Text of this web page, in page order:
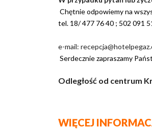
Chętnie odpowiemy na
tel. 18/ 477 76 40 ; 502 091
e-mail:
Serdecznie zapraszamy
Odległość od centrum
WIĘCEJ